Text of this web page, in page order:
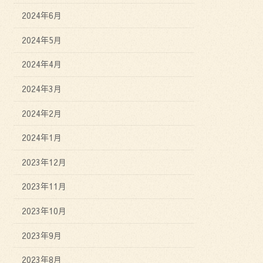
2024年6月
2024年5月
2024年4月
2024年3月
2024年2月
2024年1月
2023年12月
2023年11月
2023年10月
2023年9月
2023年8月